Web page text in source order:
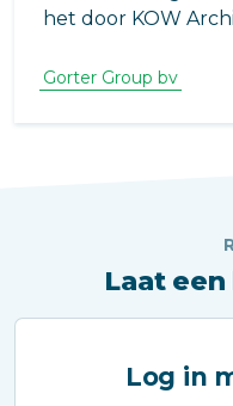
het door KOW
Gorter Group bv
Laat
Log in